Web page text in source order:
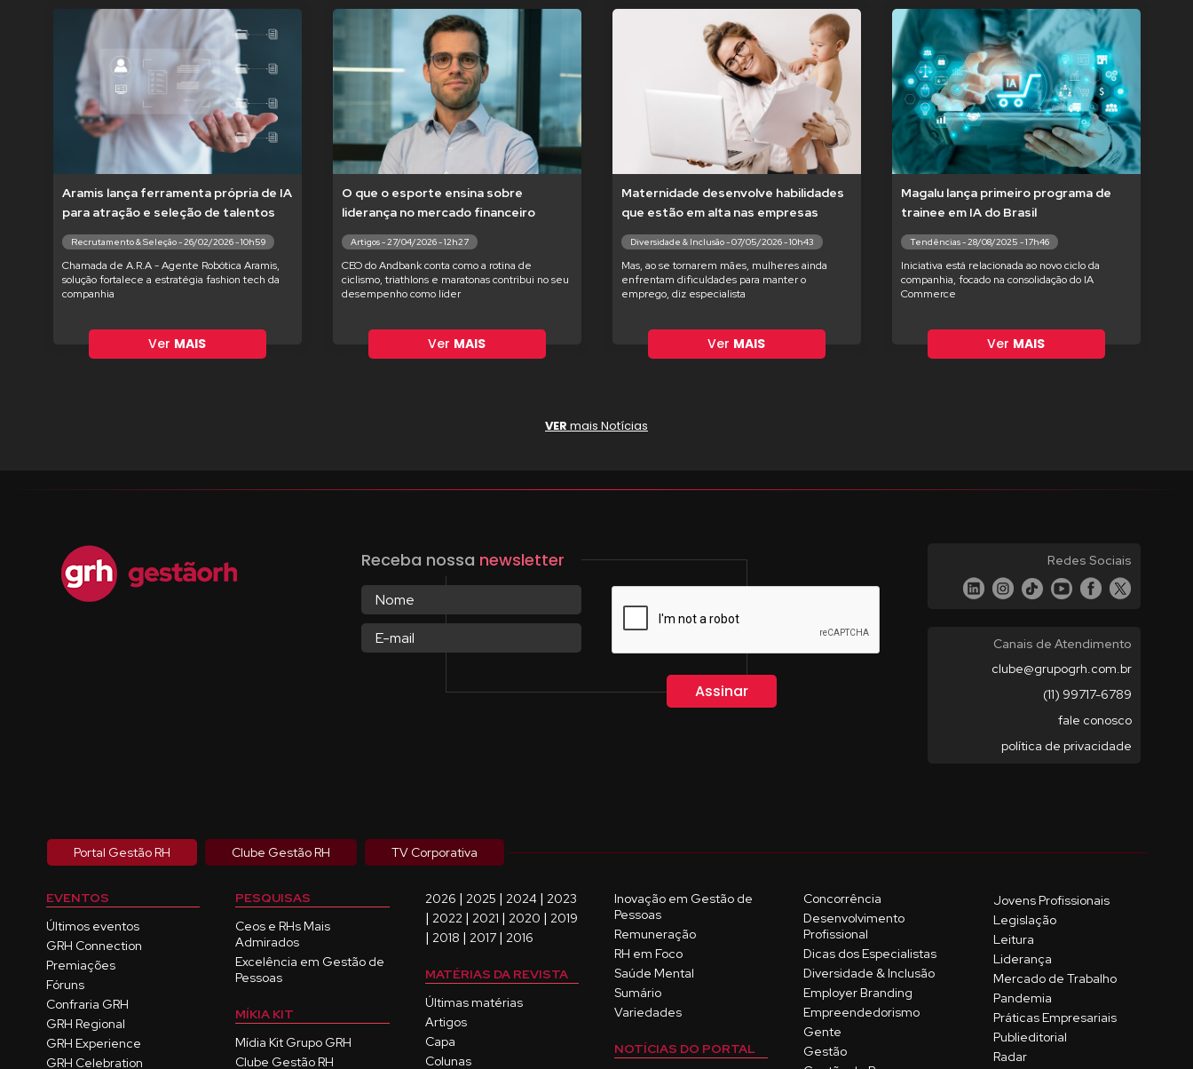
Aramis lança ferramenta própria de IA
para atração e seleção de talentos
Recrutamento & Seleção - 26/02/2026 - 10h59
Chamada de A.R.A - Agente Robótica Aramis,
solução fortalece a estratégia fashion tech da
companhia
Ver MAIS
O que o esporte ensina sobre
liderança no mercado financeiro
Artigos - 27/04/2026 - 12h27
CEO do Andbank conta como a rotina de
ciclismo, triathlons e maratonas contribui no seu
desempenho como líder
Ver MAIS
Maternidade desenvolve habilidades
que estão em alta nas empresas
Diversidade & Inclusão - 07/05/2026 - 10h43
Mas, ao se tornarem mães, mulheres ainda
enfrentam dificuldades para manter o
emprego, diz especialista
Ver MAIS
Magalu lança primeiro programa de
trainee em IA do Brasil
Tendências - 28/08/2025 - 17h46
Iniciativa está relacionada ao novo ciclo da
companhia, focado na consolidação do IA
Commerce
Ver MAIS
VER mais Notícias
Receba nossa newsletter Redes Sociais
Canais de Atendimento
clube@grupogrh.com.br
(11) 99717-6789
fale conosco
política de privacidade
Portal Gestão RH Clube Gestão RH TV Corporativa
EVENTOS
Últimos eventos
GRH Connection
Premiações
Fóruns
Confraria GRH
GRH Regional
GRH Experience
GRH Celebration
PESQUISAS
Ceos e RHs Mais
Admirados
Excelência em Gestão de
Pessoas
MÍKIA KIT
Mídia Kit Grupo GRH
Clube Gestão RH
2026 | 2025 | 2024 | 2023
| 2022| 2021 | 2020 | 2019
| 2018 | 2017| 2016
MATÉRIAS DA REVISTA
Últimas matérias
Artigos
Capa
Colunas
Inovação em Gestão de
Pessoas
Remuneração
RH em Foco
Saúde Mental
Sumário
Variedades
NOTÍCIAS DO PORTAL
Concorrência
Desenvolvimento
Profissional
Dicas dos Especialistas
Diversidade & Inclusão
Employer Branding
Empreendedorismo
Gente
Gestão
Jovens Profissionais
Legislação
Leitura
Liderança
Mercado de Trabalho
Pandemia
Práticas Empresariais
Publieditorial
Radar